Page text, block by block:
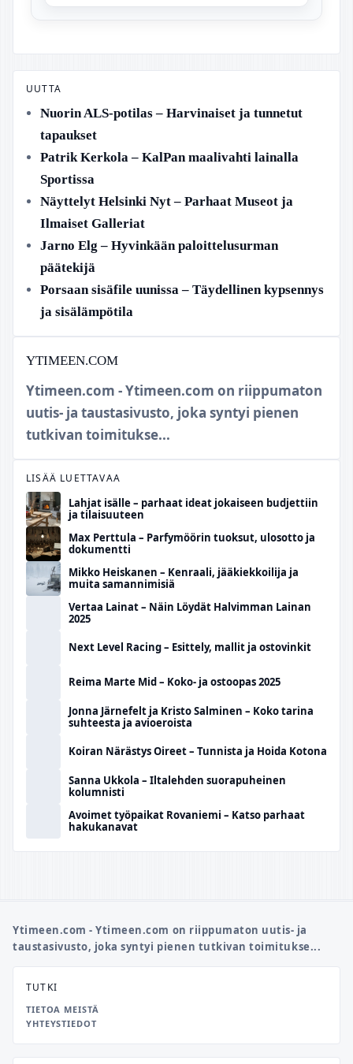
UUTTA
Nuorin ALS-potilas – Harvinaiset ja tunnetut
tapaukset
Patrik Kerkola – KalPan maalivahti lainalla
Sportissa
Näyttelyt Helsinki Nyt – Parhaat Museot ja
Ilmaiset Galleriat
Jarno Elg – Hyvinkään paloittelusurman
päätekijä
Porsaan sisäfile uunissa – Täydellinen kypsennys
ja sisälämpötila
YTIMEEN.COM
Ytimeen.com - Ytimeen.com on riippumaton
uutis- ja taustasivusto, joka syntyi pienen
tutkivan toimitukse...
LISÄÄ LUETTAVAA
Lahjat isälle – parhaat ideat jokaiseen budjettiin
ja tilaisuuteen
Max Perttula – Parfymöörin tuoksut, ulosotto ja
dokumentti
Mikko Heiskanen – Kenraali, jääkiekkoilija ja
muita samannimisiä
Vertaa Lainat – Näin Löydät Halvimman Lainan
2025
Next Level Racing – Esittely, mallit ja ostovinkit
Reima Marte Mid – Koko- ja ostoopas 2025
Jonna Järnefelt ja Kristo Salminen – Koko tarina
suhteesta ja avioeroista
Koiran Närästys Oireet – Tunnista ja Hoida Kotona
Sanna Ukkola – Iltalehden suorapuheinen
kolumnisti
Avoimet työpaikat Rovaniemi – Katso parhaat
hakukanavat
Ytimeen.com - Ytimeen.com on riippumaton uutis- ja
taustasivusto, joka syntyi pienen tutkivan toimitukse...
TUTKI
TIETOA MEISTÄ
YHTEYSTIEDOT